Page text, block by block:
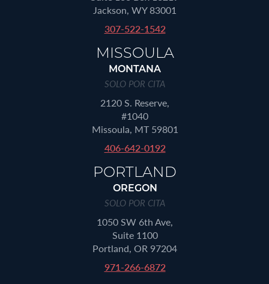
Jackson, WY 83001
307-522-1542
MISSOULA
MONTANA
SOLO POR CITA
2120 S. Reserve,
#1040
Missoula, MT 59801
406-642-0192
PORTLAND
OREGON
SOLO POR CITA
1050 SW 6th Ave,
Suite 1100
Portland, OR 97204
971-266-6872